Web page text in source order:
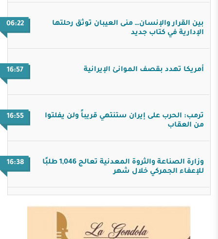
بين القرار والإنسان… منى العيبان توثق رحلتها
الإدارية في كتاب جديد
06:22
أمريكا تهدد بقصف الموانئ الإيرانية 16:57
ترمب: الحرب على إيران ستنتهي قريباً ولن يفلتوا
من العقاب
16:55
وزارة الصناعة والثروة المعدنية تعالج 1,046 طلبًا
للإعفاء الجمركي خلال شهر
16:38